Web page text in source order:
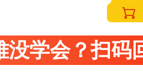
没学会？扫码